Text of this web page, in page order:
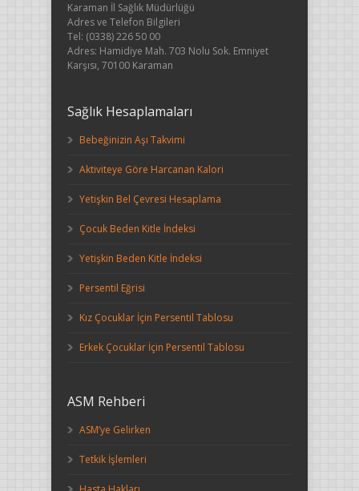
Karaman İl Sağlık Müdürlüğü
Adres ve Telefon Bilgileri
Tel: (0338) 226 50 00
Adres: Hamidiye Mah. 703 Nolu Sok. Emniyet
Karşısı, 70100 Karaman
Sağlık Hesaplamaları
Bebeğinizin Aşı Takvimi
Aktiviteye Göre Harcanan Kalori
Yetişkin Bel Çevresi Hesaplama
Çocuk Beden Kitle İndeksi
Yetişkin Beden Kitle İndeksi
Persentil Eğrisi
Kız Çocuklar İçin Persentil Tablosu
Erkek Çocuklar İçin Persentil Tablosu
ASM Rehberi
ASM’ye Gelirken
Tetkik İşlemleri